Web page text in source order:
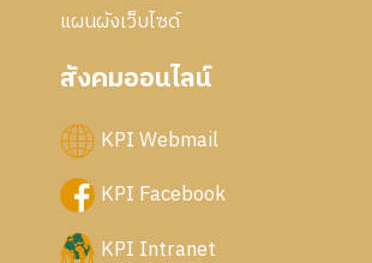
แผนผังเว็บไซด์
สังคมออนไลน์
KPI Webmail
KPI Facebook
KPI Intranet